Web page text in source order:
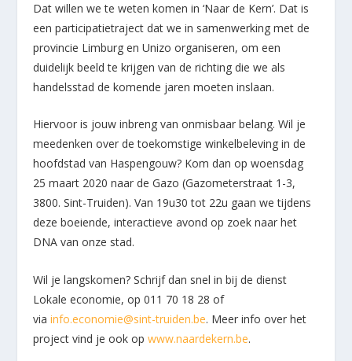
Dat willen we te weten komen in ‘Naar de Kern’. Dat is
een participatietraject dat we in samenwerking met de
provincie Limburg en Unizo organiseren, om een
duidelijk beeld te krijgen van de richting die we als
handelsstad de komende jaren moeten inslaan.
Hiervoor is jouw inbreng van onmisbaar belang. Wil je
meedenken over de toekomstige winkelbeleving in de
hoofdstad van Haspengouw? Kom dan op woensdag
25 maart 2020 naar de Gazo (Gazometerstraat 1-3,
3800. Sint-Truiden). Van 19u30 tot 22u gaan we tijdens
deze boeiende, interactieve avond op zoek naar het
DNA van onze stad.
Wil je langskomen? Schrijf dan snel in bij de dienst
Lokale economie, op 011 70 18 28 of
viainfo.economie@sint-truiden.be. Meer info over het
project vind je ook opwww.naardekern.be.